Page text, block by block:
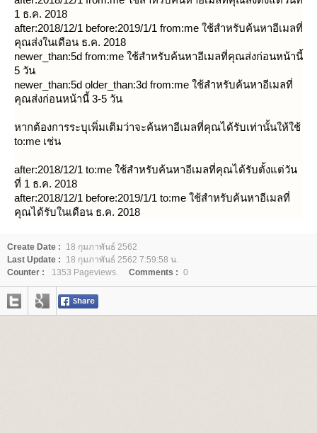
1 ธ.ค. 2018
after:2018/12/1 before:2019/1/1 from:me ใช้สำหรับค้นหาอีเมลที่
คุณส่งในเดือน ธ.ค. 2018
newer_than:5d from:me ใช้สำหรับค้นหาอีเมลที่คุณส่งก่อนหน้านี้
5 วัน
newer_than:5d older_than:3d from:me ใช้สำหรับค้นหาอีเมลที่
คุณส่งก่อนหน้านี้ 3-5 วัน
หากต้องการระบุเพิ่มเติมว่าจะค้นหาอีเมลที่คุณได้รับเท่านั้นให้ใช้
to:me เช่น
after:2018/12/1 to:me ใช้สำหรับค้นหาอีเมลที่คุณได้รับตั้งแต่วัน
ที่ 1 ธ.ค. 2018
after:2018/12/1 before:2019/1/1 to:me ใช้สำหรับค้นหาอีเมลที่
คุณได้รับในเดือน ธ.ค. 2018
Create Date :
18 กุมภาพันธ์ 2562
Last Update :
18 กุมภาพันธ์ 2562 7:59:58 น.
Counter :
1353 Pageviews. Comments : 0